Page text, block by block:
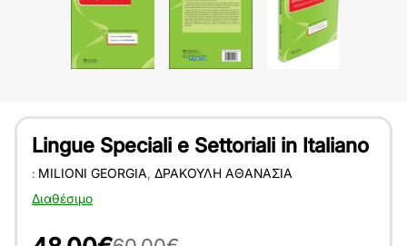
Lingue Speciali e Settoriali in Italiano
Διαθέσιμο
: MILIONI GEORGIA ΔΡΑΚΟΎΛΗ ΑΘΑΝΑΣΊΑ